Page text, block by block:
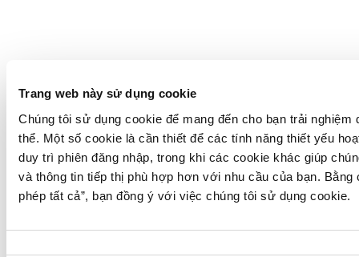
Trang web này sử dụng cookie
Chúng tôi sử dụng cookie để mang đến cho bạn trải nghiệm
thể. Một số cookie là cần thiết để các tính năng thiết yếu
duy trì phiên đăng nhập, trong khi các cookie khác giúp
và thông tin tiếp thị phù hợp hơn với nhu cầu của bạn.
phép tất cả”, bạn đồng ý với việc chúng tôi sử dụng cookie.
Nạp & rút tiềnqua nhà cung cấp dịch vụ thanh toán ưa
thích của bạn